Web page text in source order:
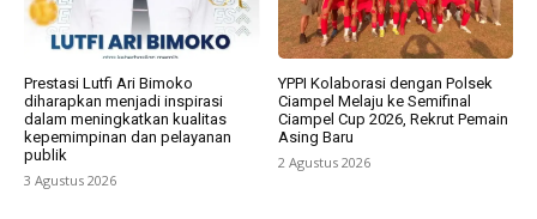
Prestasi Lutfi Ari Bimoko
diharapkan menjadi inspirasi
dalam meningkatkan kualitas
kepemimpinan dan pelayanan
publik
3 Agustus 2026
YPPI Kolaborasi dengan Polsek
Ciampel Melaju ke Semifinal
Ciampel Cup 2026, Rekrut Pemain
Asing Baru
2 Agustus 2026